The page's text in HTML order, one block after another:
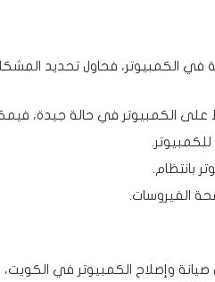
في الكمبيوتر، فحاول تحديد
الكمبيوتر في حالة جيدة،
بانتظام.
الفيروسات.
وإصلاح الكمبيوتر في الكويت،